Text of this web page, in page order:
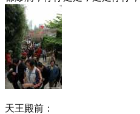
天王殿前：